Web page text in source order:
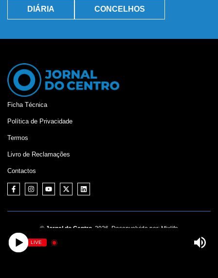
DIÁRIA CONCELHOS
Ficha Técnica
Política de Privacidade
Termos
Livro de Reclamações
Contactos
© Jornal do Centro, 2026. Desenvolvido por: Mixlife
LIVE